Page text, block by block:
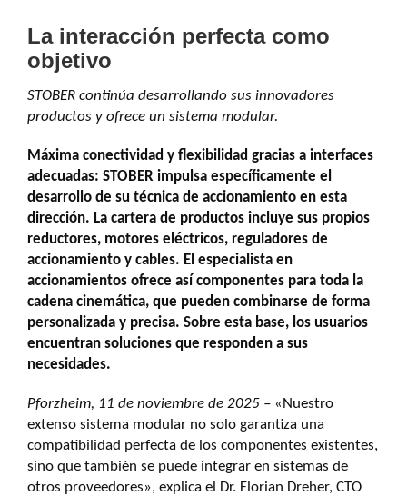
La interacción perfecta como
objetivo
STOBER continúa desarrollando sus innovadores
productos y ofrece un sistema modular.
Máxima conectividad y flexibilidad gracias a interfaces
adecuadas: STOBER impulsa específicamente el
desarrollo de su técnica de accionamiento en esta
dirección. La cartera de productos incluye sus propios
reductores, motores eléctricos, reguladores de
accionamiento y cables. El especialista en
accionamientos ofrece así componentes para toda la
cadena cinemática, que pueden combinarse de forma
personalizada y precisa. Sobre esta base, los usuarios
encuentran soluciones que responden a sus
necesidades.
Pforzheim, 11 de noviembre de 2025 – «Nuestro
extenso sistema modular no solo garantiza una
compatibilidad perfecta de los componentes existentes,
sino que también se puede integrar en sistemas de
otros proveedores», explica el Dr. Florian Dreher, CTO